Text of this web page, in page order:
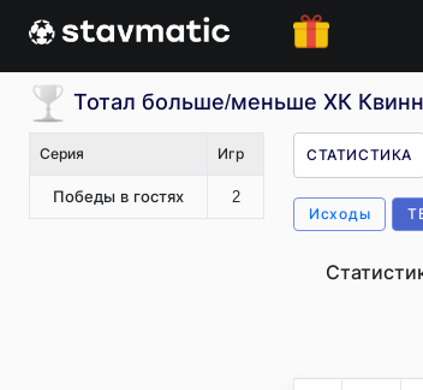
Тотал больше/меньше ХК
Серия Игр
Победы в гостях 2
СТАТИСТИКА
Исходы